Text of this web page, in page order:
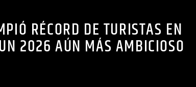
RÉCORD DE TURISTAS EN
2026 AÚN MÁS AMBICIOSO